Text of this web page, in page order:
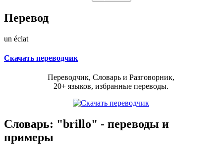
Перевод
un éclat
Скачать переводчик
Переводчик, Словарь и Разговорник,
20+ языков, избранные переводы.
Словарь: "brillo" - переводы и
примеры